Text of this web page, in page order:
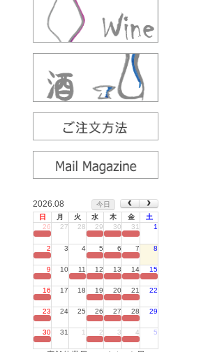
2026.08
今日
日
月 火 水 木 金
土
26
27 28 29 30 31 1
2 3 4 5 6 7 8
9 10 11 12 13 14 15
16 17 18 19 20 21 22
23 24 25 26 27 28 29
30 31 1 2 3 4 5